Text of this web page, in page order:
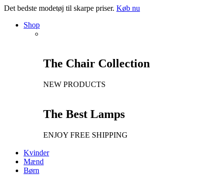
Det bedste modetøj til skarpe priser. Køb nu
Shop
The Chair Collection
NEW PRODUCTS
The Best Lamps
ENJOY FREE SHIPPING
Kvinder
Mænd
Børn